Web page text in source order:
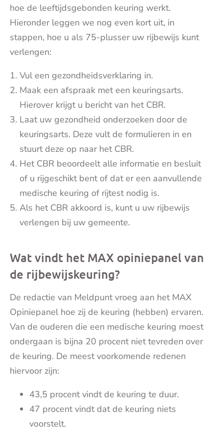
hoe de leeftijdsgebonden keuring werkt.
Hieronder leggen we nog even kort uit, in
stappen, hoe u als 75-plusser uw rijbewijs kunt
verlengen:
Vul een gezondheidsverklaring in.
Maak een afspraak met een keuringsarts.
Hierover krijgt u bericht van het CBR.
Laat uw gezondheid onderzoeken door de
keuringsarts. Deze vult de formulieren in en
stuurt deze op naar het CBR.
Het CBR beoordeelt alle informatie en besluit
of u rijgeschikt bent of dat er een aanvullende
medische keuring of rijtest nodig is.
Als het CBR akkoord is, kunt u uw rijbewijs
verlengen bij uw gemeente.
Wat vindt het MAX opiniepanel van
de rijbewijskeuring?
De redactie van Meldpunt vroeg aan het MAX
Opiniepanel hoe zij de keuring (hebben) ervaren.
Van de ouderen die een medische keuring moest
ondergaan is bijna 20 procent niet tevreden over
de keuring. De meest voorkomende redenen
hiervoor zijn:
43,5 procent vindt de keuring te duur.
47 procent vindt dat de keuring niets
voorstelt.